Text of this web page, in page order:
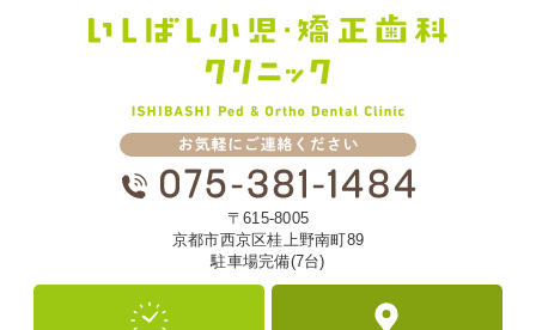
〒615-8005
京都市西京区桂上野南町89
駐車場完備(7台)